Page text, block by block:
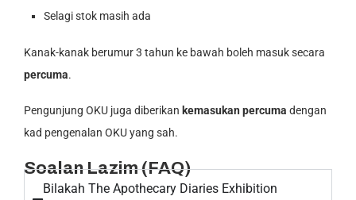
Selagi stok masih ada
Kanak-kanak berumur 3 tahun ke bawah boleh masuk secara
percuma.
Pengunjung OKU juga diberikan kemasukan percuma dengan
kad pengenalan OKU yang sah.
Soalan Lazim (FAQ)
Bilakah The Apothecary Diaries Exhibition